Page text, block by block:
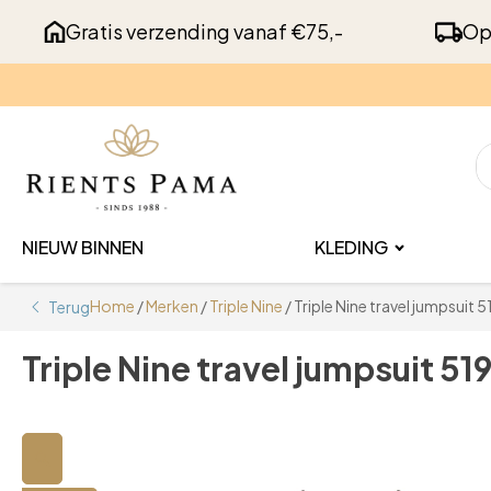
Gratis verzending vanaf €75,-
NIEUW BINNEN KLEDING
TerugHome /Merken /Triple Nine / Triple Nine travel jumpsuit
Triple Nine travel jumpsuit